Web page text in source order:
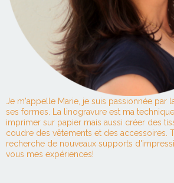
Je m'appelle Marie, je suis passionnée par
ses formes. La linogravure est ma
imprimer sur papier mais aussi créer des
coudre des vêtements et des accessoires.
recherche de nouveaux supports
vous mes expériences!